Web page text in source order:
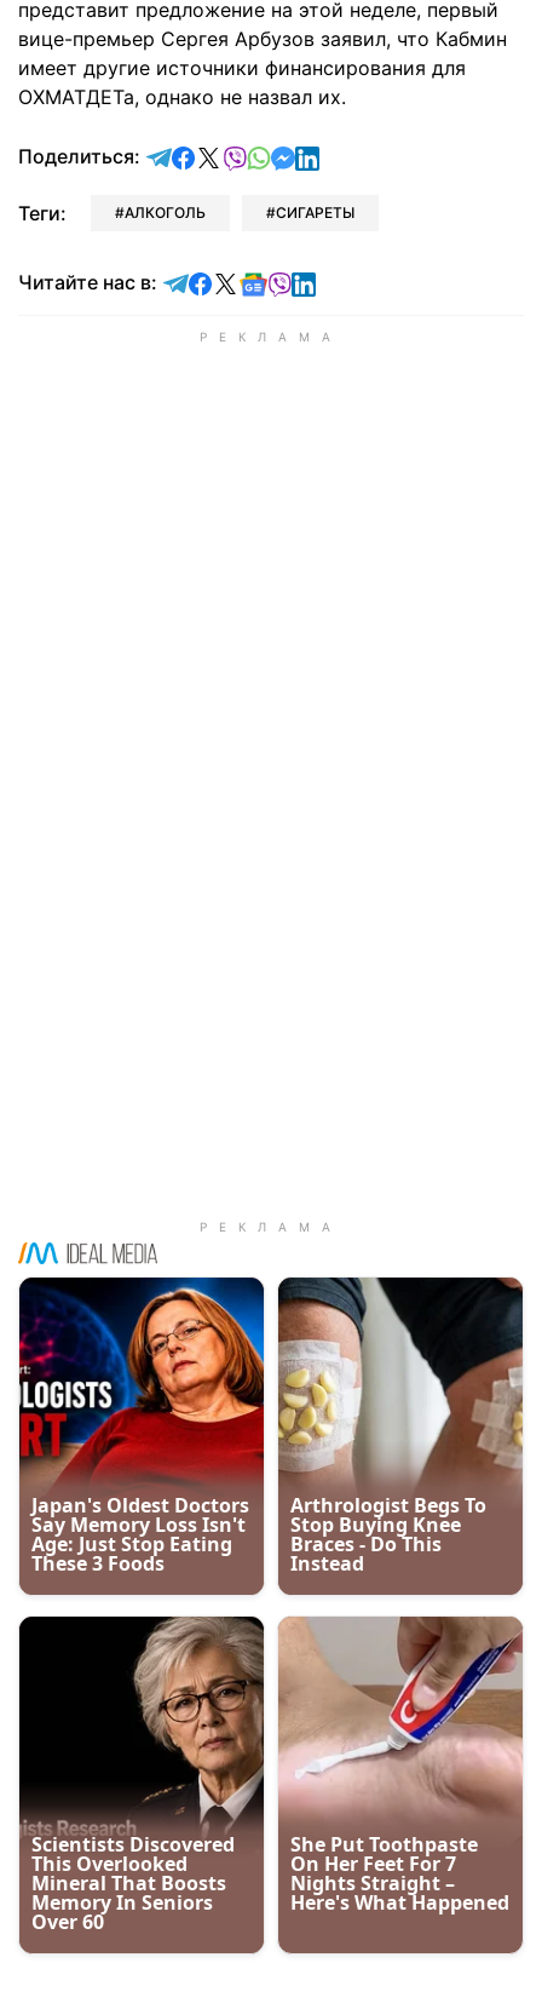
представит предложение на этой неделе, первый
вице-премьер Сергея Арбузов заявил, что Кабмин
имеет другие источники финансирования для
ОХМАТДЕТа, однако не назвал их.
Поделиться: отправить в Telegram
поделиться в Facebook
поделиться в X
отправить в Viber
отправить в Whatsapp
отправить в Messenger
отправить в LinkedIn
Теги: АЛКОГОЛЬ СИГАРЕТЫ
Читайте нас в: Читайте в Telegram
Читайте в Facebook
Читайте в X
Читайте в Google news
Читайте в Viber
Читайте в LinkedIn